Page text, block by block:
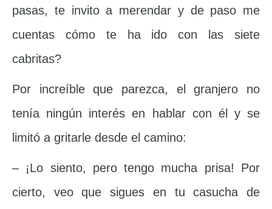
pasas, te invito a merendar y de paso me
cuentas cómo te ha ido con las siete
cabritas?
Por increíble que parezca, el granjero no
tenía ningún interés en hablar con él y se
limitó a gritarle desde el camino:
– ¡Lo siento, pero tengo mucha prisa! Por
cierto, veo que sigues en tu casucha de